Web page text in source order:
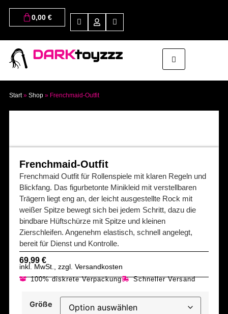
0,00 €
DARKtoyzzz
Start» Shop» Frenchmaid-Outfit
Frenchmaid-Outfit
Frenchmaid Outfit für Rollenspiele mit klaren Regeln und
Blickfang. Das figurbetonte Minikleid mit verstellbaren
Trägern liegt eng an, der leicht ausgestellte Rock mit
weißer Spitze bewegt sich bei jedem Schritt, dazu die
bindbare Hüftschürze mit Spitze und kleinen
Zierschleifen. Angenehm elastisch, schnell angelegt,
bereit für Dienst und Kontrolle.
69,99 €
inkl. MwSt., zzgl. Versandkosten
100% diskrete Verpackung Schneller Versand
Größe